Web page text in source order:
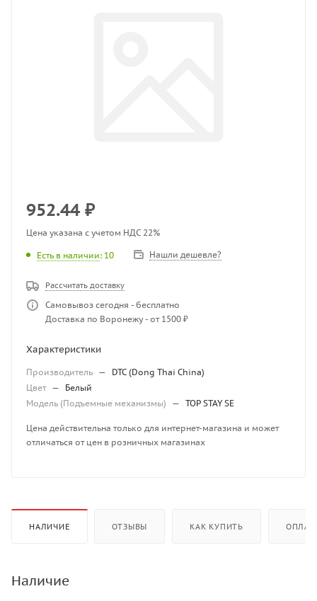
952.44 ₽
Цена указана с учетом НДС 22%
Есть в наличии: 10 Нашли дешевле?
Рассчитать доставку
Самовывоз сегодня - бесплатно
Доставка по Воронежу - от 1500 ₽
Характеристики
Производитель —
DTC (Dong Thai China)
Цвет —
Белый
Модель (Подъемные механизмы)
— TOP STAY SE
Цена действительна только для интернет-магазина и может
отличаться от цен в розничных магазинах
НАЛИЧИЕ ОТЗЫВЫ КАК КУПИТЬ
Наличие